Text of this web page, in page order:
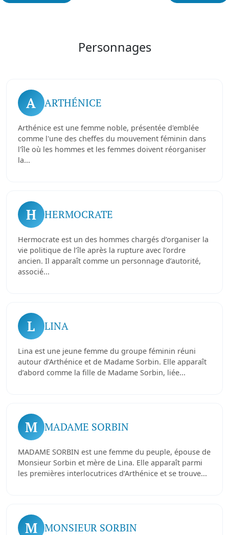
Personnages
A ARTHÉNICE
Arthénice est une femme noble, présentée d'emblée
comme l'une des cheffes du mouvement féminin dans
l'île où les hommes et les femmes doivent réorganiser
la...
H HERMOCRATE
Hermocrate est un des hommes chargés d’organiser la
vie politique de l’île après la rupture avec l’ordre
ancien. Il apparaît comme un personnage d’autorité,
associé...
L LINA
Lina est une jeune femme du groupe féminin réuni
autour d’Arthénice et de Madame Sorbin. Elle apparaît
d’abord comme la fille de Madame Sorbin, liée...
M MADAME SORBIN
MADAME SORBIN est une femme du peuple, épouse de
Monsieur Sorbin et mère de Lina. Elle apparaît parmi
les premières interlocutrices d’Arthénice et se trouve...
M MONSIEUR SORBIN